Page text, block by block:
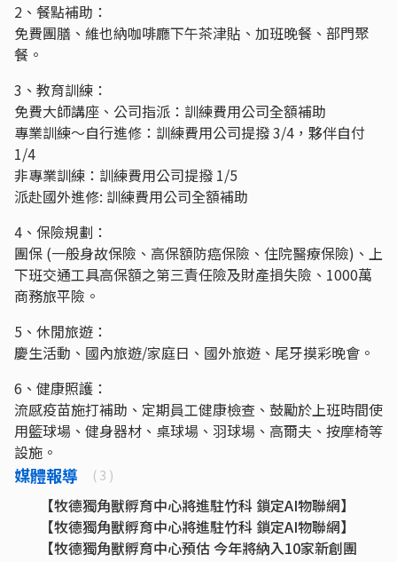
2、餐點補助：
免費團膳、維也納咖啡廳下午茶津貼、加班晚餐、部門聚
餐。
3、教育訓練：
免費大師講座、公司指派：訓練費用公司全額補助
專業訓練～自行進修：訓練費用公司提撥 3/4，夥伴自付
1/4
非專業訓練：訓練費用公司提撥 1/5
派赴國外進修: 訓練費用公司全額補助
4、保險規劃：
團保 (一般身故保險、高保額防癌保險、住院醫療保險)、上
下班交通工具高保額之第三責任險及財產損失險、1000萬
商務旅平險。
5、休閒旅遊：
慶生活動、國內旅遊/家庭日、國外旅遊、尾牙摸彩晚會。
6、健康照護：
流感疫苗施打補助、定期員工健康檢查、鼓勵於上班時間使
用籃球場、健身器材、桌球場、羽球場、高爾夫、按摩椅等
設施。
媒體報導 ( 3 )
【牧德獨角獸孵育中心將進駐竹科 鎖定AI物聯網】
【牧德獨角獸孵育中心將進駐竹科 鎖定AI物聯網】
【牧德獨角獸孵育中心預估 今年將納入10家新創團